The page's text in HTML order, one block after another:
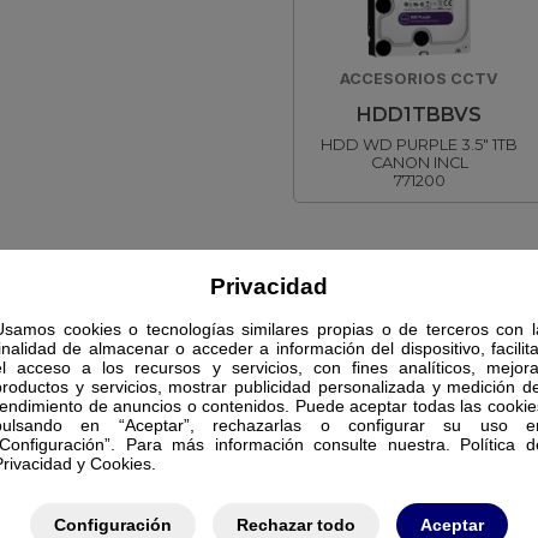
Privacidad
cookies o tecnologías similares propias o de terceros con
de almacenar o acceder a información del dispositivo,
acceso a los recursos y servicios, con fines analíticos,
y servicios, mostrar publicidad personalizada y medición
de anuncios o contenidos. Puede aceptar todas las
en “Aceptar”, rechazarlas o configurar su uso
Para más información consulte nuestra. Política
y Cookies.
Configuración Rechazar todo Aceptar
ACCESORIOS CCTV
HDD1TBBVS
HDD WD PURPLE 3.5" 1TB
CANON INCL
771200